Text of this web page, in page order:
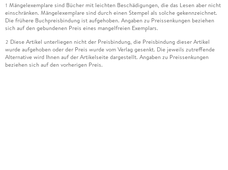
1 Mängelexemplare sind Bücher mit leichten Beschädigungen, die das Lesen aber nicht
einschränken. Mängelexemplare sind durch einen Stempel als solche gekennzeichnet.
Die frühere Buchpreisbindung ist aufgehoben. Angaben zu Preissenkungen beziehen
sich auf den gebundenen Preis eines mangelfreien Exemplars.
2 Diese Artikel unterliegen nicht der Preisbindung, die Preisbindung dieser Artikel
wurde aufgehoben oder der Preis wurde vom Verlag gesenkt. Die jeweils zutreffende
Alternative wird Ihnen auf der Artikelseite dargestellt. Angaben zu Preissenkungen
beziehen sich auf den vorherigen Preis.